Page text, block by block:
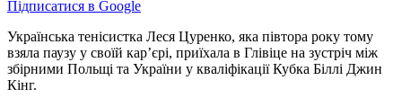
Підписатися в Google
Українська тенісистка Леся Цуренко, яка півтора року тому
взяла паузу у своїй кар’єрі, приїхала в Глівіце на зустріч між
збірними Польщі та України у кваліфікації Кубка Біллі Джин
Кінг.